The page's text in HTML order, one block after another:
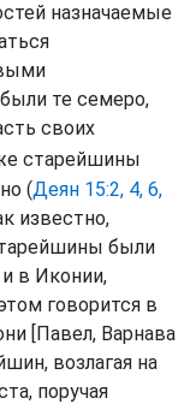
назначаемые
те семеро,
своих
старейшины
(Деян 15:2, 4, 6,
известно,
были
в Иконии,
говорится в
[Павел, Варнава
возлагая на
поручая